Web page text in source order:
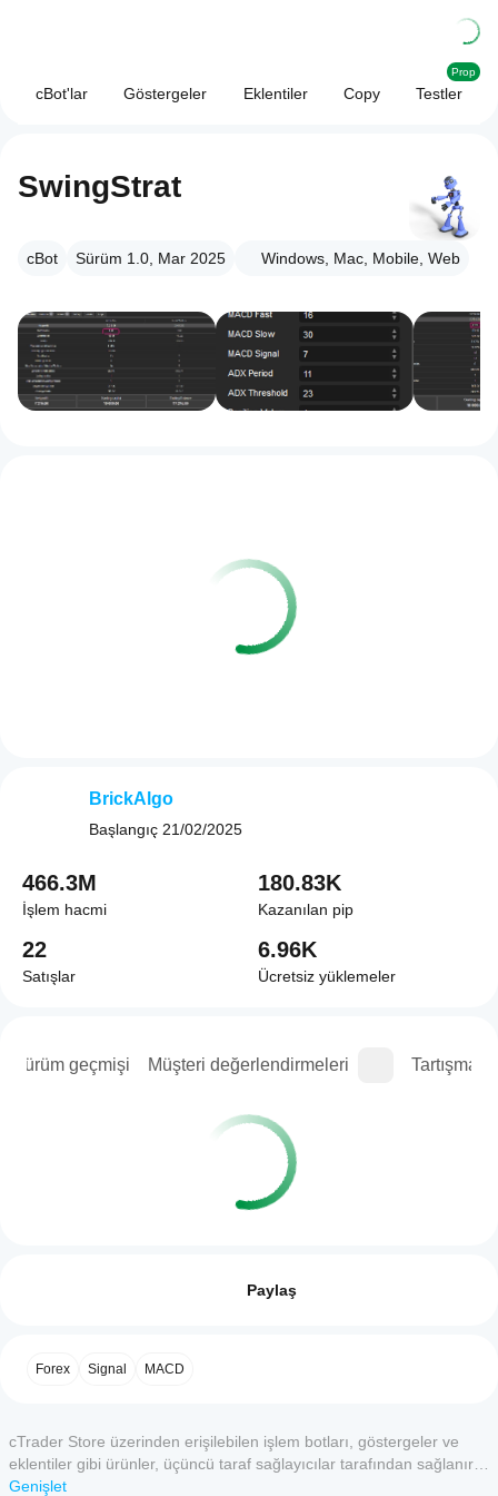
cBot'lar Göstergeler Eklentiler Copy Testler
Prop
SwingStrat
cBot Sürüm 1.0, Mar 2025 Windows, Mac, Mobile, Web
Sürüm geçmişi Müşteri değerlendirmeleri Tartışma
Müşteri değerlendirmeleri
ürün için
bir
bulut veya
başlatın.
uygulamaları
Tüm cTrader
uygulamaları,
cBot'ların
cBot
performansını
Paylaş
Forex Signal MACD
cTrader Store üzerinden erişilebilen işlem botları, göstergeler ve
eklentiler gibi ürünler, üçüncü taraf sağlayıcılar tarafından sağlanır
ve yalnızca bilgilendirme ve teknik erişim amaçlarıyla sunulur.
Genişlet
BrickAlgo
Başlangıç 21/02/2025
466.3M
İşlem hacmi
180.83K
Kazanılan pip
22
Satışlar
6.96K
Ücretsiz yüklemeler